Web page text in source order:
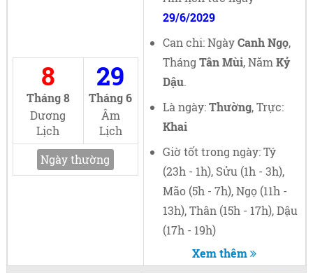
8
Tháng 8
Dương
Lịch
29
Tháng 6
Âm
Lịch
Ngày thường
29/6/2029
Can chi: NgàyCanh Ngọ,
Tháng Tân Mùi, Năm Kỷ
Dậu.
Là ngày:Thường, Trực:
Khai
Giờ tốt trong ngày: Tý
(23h - 1h), Sửu (1h - 3h),
Mão (5h - 7h), Ngọ (11h -
13h), Thân (15h - 17h), Dậu
(17h - 19h)
Xem thêm